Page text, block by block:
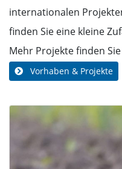
internationalen
finden Sie eine kleine
Mehr Projekte finden
Vorhaben & Projekte